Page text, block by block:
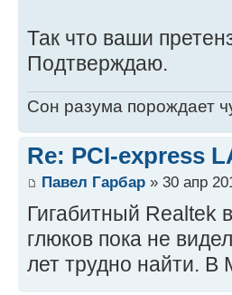
Так что ваши
Подтверждаю.
Сон разума порождает
Re: PCI-express
Павел Гарбар » 30 апр
Гигабитный Realtek
глюков пока не
лет трудно найти. В